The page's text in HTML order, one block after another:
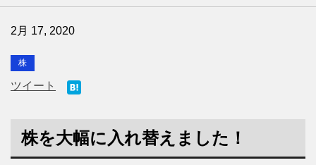
2月 17, 2020
株
ツイート
株を大幅に入れ替えました！